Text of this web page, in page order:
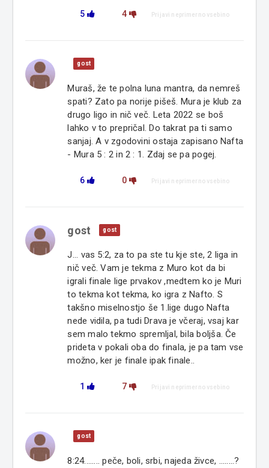
5 4 Prijavi neprimerno vsebino
gost
Muraš, že te polna luna mantra, da nemreš
spati? Zato pa norije pišeš. Mura je klub za
drugo ligo in nič več. Leta 2022 se boš
lahko v to prepričal. Do takrat pa ti samo
sanjaj. A v zgodovini ostaja zapisano Nafta
- Mura 5 : 2 in 2 : 1. Zdaj se pa pogej.
6 0 Prijavi neprimerno vsebino
gost gost
J... vas 5:2, za to pa ste tu kje ste, 2 liga in
nič več. Vam je tekma z Muro kot da bi
igrali finale lige prvakov ,medtem ko je Muri
to tekma kot tekma, ko igra z Nafto. S
takšno miselnostjo še 1.lige dugo Nafta
nede vidila, pa tudi Drava je včeraj, vsaj kar
sem malo tekmo spremljal, bila boljša. Če
prideta v pokali oba do finala, je pa tam vse
možno, ker je finale ipak finale..
1 7 Prijavi neprimerno vsebino
gost
8:24........ peče, boli, srbi, najeda živce, ........?